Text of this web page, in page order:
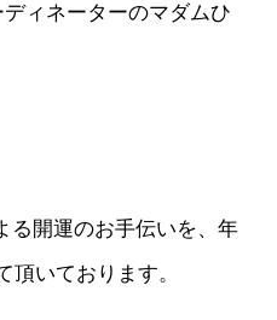
ディネーターのマダムひ
る開運のお手伝いを、年
頂いております。